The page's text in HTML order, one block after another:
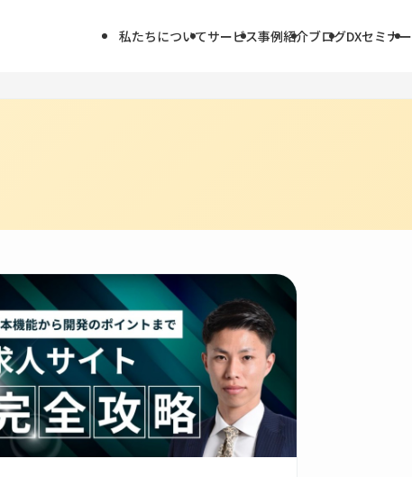
私たちについてサービス事例紹介ブログDXセミナー